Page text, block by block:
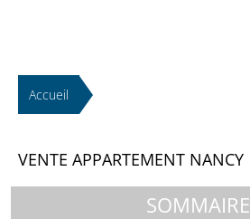
Accueil
VENTE APPARTEMENT NANCY
SOMMAIRE